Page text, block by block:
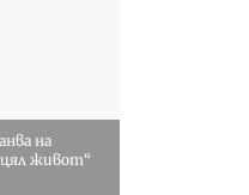
на
цял живот“